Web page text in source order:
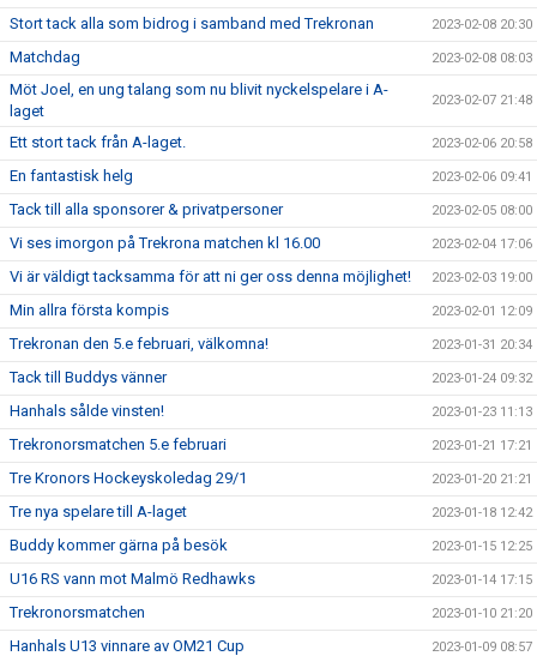
Stort tack alla som bidrog i samband med Trekronan 2023-02-08 20:30
Matchdag 2023-02-08 08:03
Möt Joel, en ung talang som nu blivit nyckelspelare i A-
laget
2023-02-07 21:48
Ett stort tack från A-laget. 2023-02-06 20:58
En fantastisk helg 2023-02-06 09:41
Tack till alla sponsorer & privatpersoner 2023-02-05 08:00
Vi ses imorgon på Trekrona matchen kl 16.00 2023-02-04 17:06
Vi är väldigt tacksamma för att ni ger oss denna möjlighet! 2023-02-03 19:00
Min allra första kompis 2023-02-01 12:09
Trekronan den 5.e februari, välkomna! 2023-01-31 20:34
Tack till Buddys vänner 2023-01-24 09:32
Hanhals sålde vinsten! 2023-01-23 11:13
Trekronorsmatchen 5.e februari 2023-01-21 17:21
Tre Kronors Hockeyskoledag 29/1 2023-01-20 21:21
Tre nya spelare till A-laget 2023-01-18 12:42
Buddy kommer gärna på besök 2023-01-15 12:25
U16 RS vann mot Malmö Redhawks 2023-01-14 17:15
Trekronorsmatchen 2023-01-10 21:20
Hanhals U13 vinnare av OM21 Cup 2023-01-09 08:57